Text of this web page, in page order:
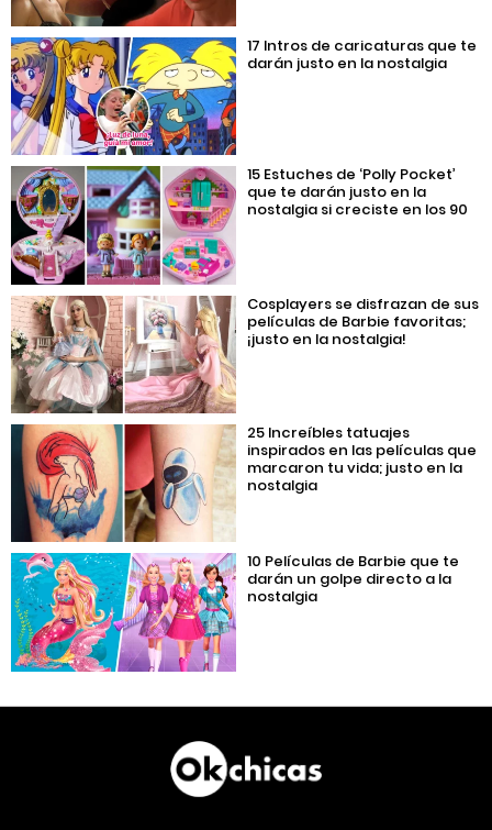
17 Intros de caricaturas que te
darán justo en la nostalgia
15 Estuches de ‘Polly Pocket’
que te darán justo en la
nostalgia si creciste en los 90
Cosplayers se disfrazan de sus
películas de Barbie favoritas;
¡justo en la nostalgia!
25 Increíbles tatuajes
inspirados en las películas que
marcaron tu vida; justo en la
nostalgia
10 Películas de Barbie que te
darán un golpe directo a la
nostalgia